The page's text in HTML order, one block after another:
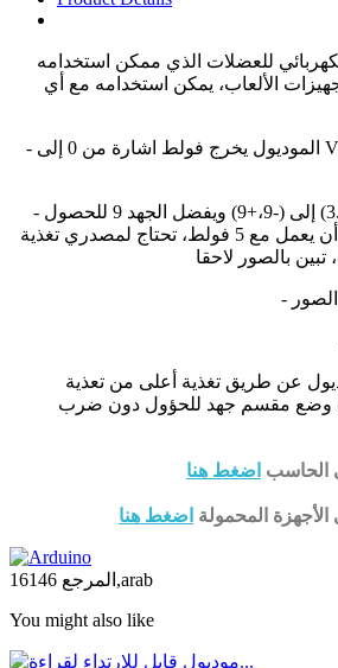
للعضلات الذي ممكن استخدامه
الألعاب، يمكن استخدامه مع أي
- الموديول يخرج فولط اشارة من 0 إلى Vs وتكون فولطية الاشارة
- جهد التغذية من (-3.5،+3.5) إلى (-9،+9) ويفضل الجهد 9 للحصول
على اشارة جيدة ويمكن أن يعمل مع 5 فولط، تحتاج لمصدري تغذية
عن طريق تغذية أعلى من تعذية
وضع مقسم جهد للحؤول دون ضرب
الحاسب اضغط هنا
المحمولة اضغط هنا
المرجع 16146,arab
You might also like